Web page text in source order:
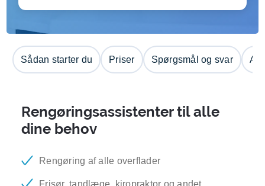
Sådan starter du Priser Spørgsmål og svar
Rengøringsassistenter til alle
dine behov
Rengøring af alle overflader
Frisør, tandlæge, kiropraktor og andet